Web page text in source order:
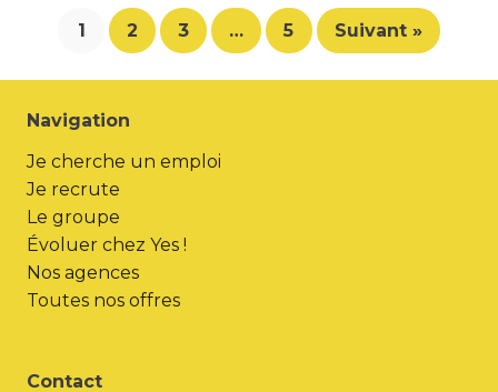
1 2 3 … 5 Suivant »
Navigation
Je cherche un emploi
Je recrute
Le groupe
Évoluer chez Yes !
Nos agences
Toutes nos offres
Contact